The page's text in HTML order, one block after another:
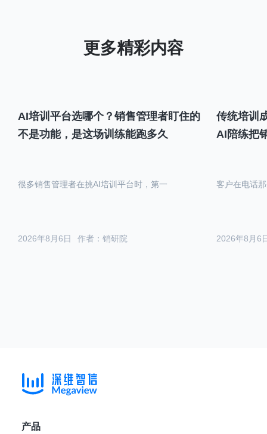
AI培训平台选哪个？销售管理者盯住的
不是功能，是这场训练能跑多久
作者：销研院
2026年8月6日
很多销售管理者在挑AI培训平台时，第一
传统培训
AI陪练把
2026年8月6
客户在电话
产品